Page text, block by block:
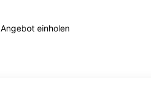
Angebot einholen